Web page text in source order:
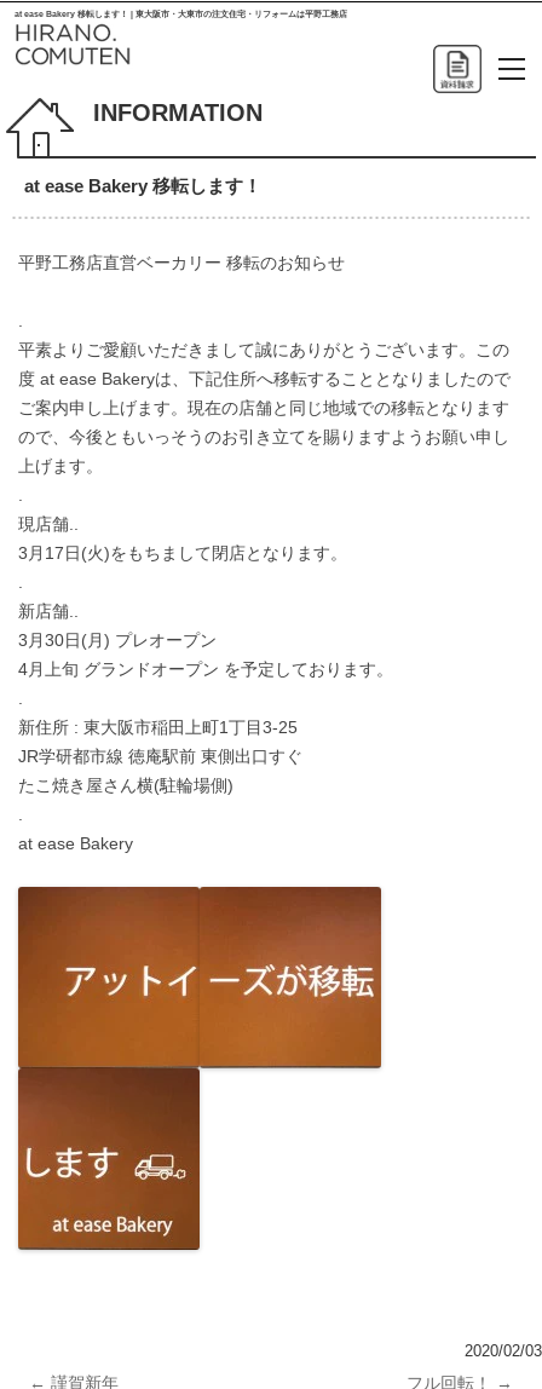
at ease Bakery 移転します！ | 東大阪市・大東市の注文住宅・リフォームは平野工務店
INFORMATION
at ease Bakery 移転します！
平野工務店直営ベーカリー 移転のお知らせ
平素よりご愛顧いただきまして誠にありがとうございます。この
度 at ease Bakeryは、下記住所へ移転することとなりましたので
ご案内申し上げます。現在の店舗と同じ地域での移転となります
ので、今後ともいっそうのお引き立てを賜りますようお願い申し
上げます。
現店舗..
3月17日(火)をもちまして閉店となります。
新店舗..
3月30日(月) プレオープン
4月上旬 グランドオープン を予定しております。
新住所 : 東大阪市稲田上町1丁目3-25
JR学研都市線 徳庵駅前 東側出口すぐ
たこ焼き屋さん横(駐輪場側)
at ease Bakery
2020/02/03
← 謹賀新年 フル回転！ →